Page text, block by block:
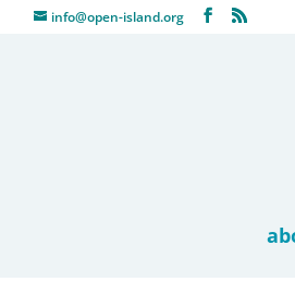
info@open-island.org